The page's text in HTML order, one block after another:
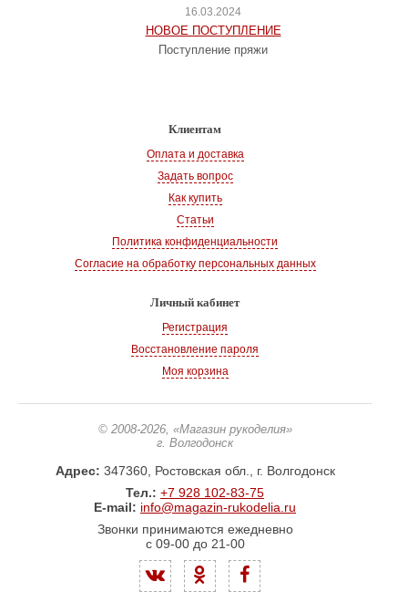
16.03.2024
НОВОЕ ПОСТУПЛЕНИЕ
Поступление пряжи
Клиентам
Оплата и доставка
Задать вопрос
Как купить
Статьи
Политика конфиденциальности
Согласие на обработку персональных данных
Личный кабинет
Регистрация
Восстановление пароля
Моя корзина
© 2008-2026, «Магазин рукоделия»
г. Волгодонск
Адрес: 347360, Ростовская обл., г. Волгодонск
Тел.: +7 928 102-83-75
E-mail: info@magazin-rukodelia.ru
Звонки принимаются ежедневно
с 09-00 до 21-00